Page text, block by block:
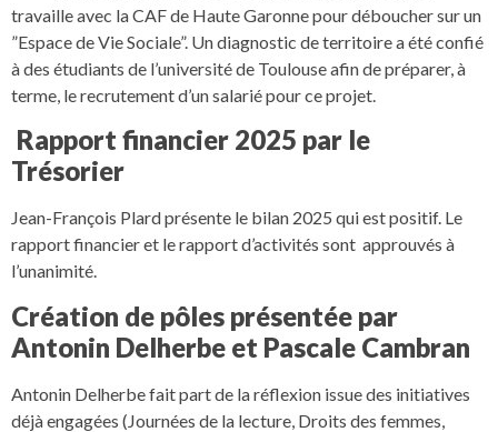
travaille avec la CAF de Haute Garonne pour déboucher sur un
”Espace de Vie Sociale”. Un diagnostic de territoire a été confié
à des étudiants de l’université de Toulouse afin de préparer, à
terme, le recrutement d’un salarié pour ce projet.
Rapport financier 2025 par le
Trésorier
Jean-François Plard présente le bilan 2025 qui est positif. Le
rapport financier et le rapport d’activités sont approuvés à
l’unanimité.
Création de pôles présentée par
Antonin Delherbe et Pascale Cambran
Antonin Delherbe fait part de la réflexion issue des initiatives
déjà engagées (Journées de la lecture, Droits des femmes,